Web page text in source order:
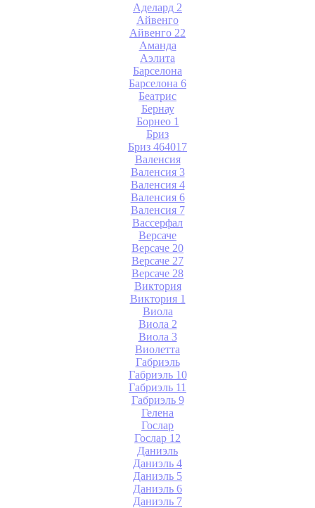
Аделард 2
Айвенго
Айвенго 22
Аманда
Аэлита
Барселона
Барселона 6
Беатрис
Бернау
Борнео 1
Бриз
Бриз 464017
Валенсия
Валенсия 3
Валенсия 4
Валенсия 6
Валенсия 7
Вассерфал
Версаче
Версаче 20
Версаче 27
Версаче 28
Виктория
Виктория 1
Виола
Виола 2
Виола 3
Виолетта
Габриэль
Габриэль 10
Габриэль 11
Габриэль 9
Гелена
Гослар
Гослар 12
Даниэль
Даниэль 4
Даниэль 5
Даниэль 6
Даниэль 7